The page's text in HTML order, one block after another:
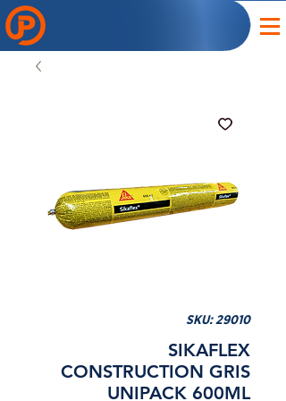
SKU: 29010
SIKAFLEX
CONSTRUCTION GRIS
UNIPACK 600ML